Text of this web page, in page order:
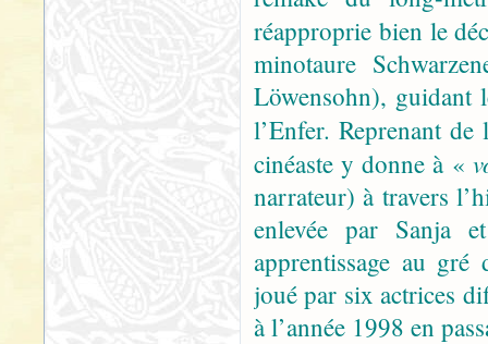
réapproprie bien le
minotaure
Löwensohn), guidant
l’Enfer. Reprenant
cinéaste y donne à «
narrateur) à travers
enlevée par Sanja
apprentissage au gré
joué par six actrices
à l’année 1998 en